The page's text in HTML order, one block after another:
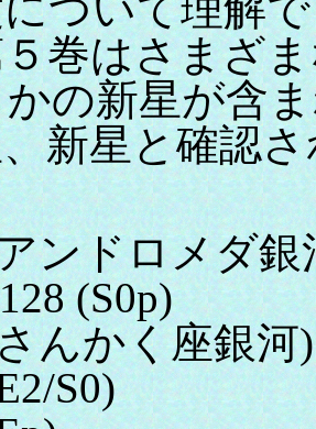
巻はさまざ
の新星が含
新星と確認
ンドロメダ
5128
んかく座銀
(E2/